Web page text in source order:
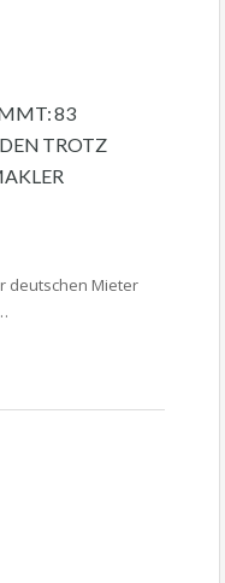
83
TROTZ
deutschen Mieter